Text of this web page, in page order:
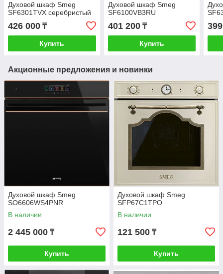
Духовой шкаф Smeg
SF6301TVX серебристый
426 000 ₸
Купить
Духовой шкаф Smeg
SF6100VB3RU
401 200₸
Купить
Акционные предложения и новинки
Духовой шкаф Smeg
SO6606WS4PNR
В наличии
2 445 000 ₸
Купить
Духовой шкаф Smeg
SFP67C1TPO
В наличии
121 500 ₸
Купить